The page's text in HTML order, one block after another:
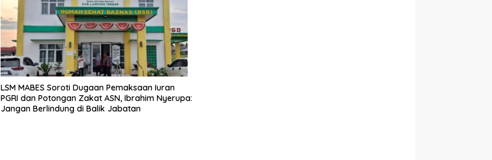
LSM MABES Soroti Dugaan Pemaksaan Iuran
PGRI dan Potongan Zakat ASN, Ibrahim Nyerupa:
Jangan Berlindung di Balik Jabatan